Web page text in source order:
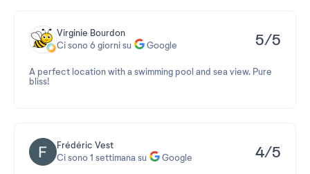
Virginie Bourdon
Ci sono 6 giorni su
Google 5/5
A perfect location with a swimming pool and sea view. Pure
bliss!
Frédéric Vest
Ci sono 1 settimana su
Google 4/5